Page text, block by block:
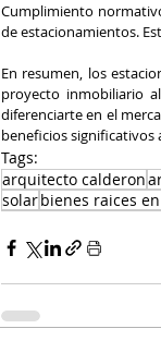
Cumplimiento
de estacionamientos.
En resumen, los
proyecto inmobiliario
diferenciarte en el
beneficios significativos
Tags:
arquitecto calderon
solarbienes raices